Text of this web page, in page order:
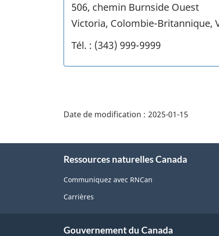
506, chemin Burnside Ouest
Victoria, Colombie-Britannique,
Tél. : (343) 999-9999
de
page"
Date de modification : 2025-01-15
Ressources naturelles Canada
Communiquez avec RNCan
Carrières
Gouvernement du Canada